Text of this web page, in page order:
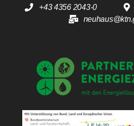
+43 4356 2043-0